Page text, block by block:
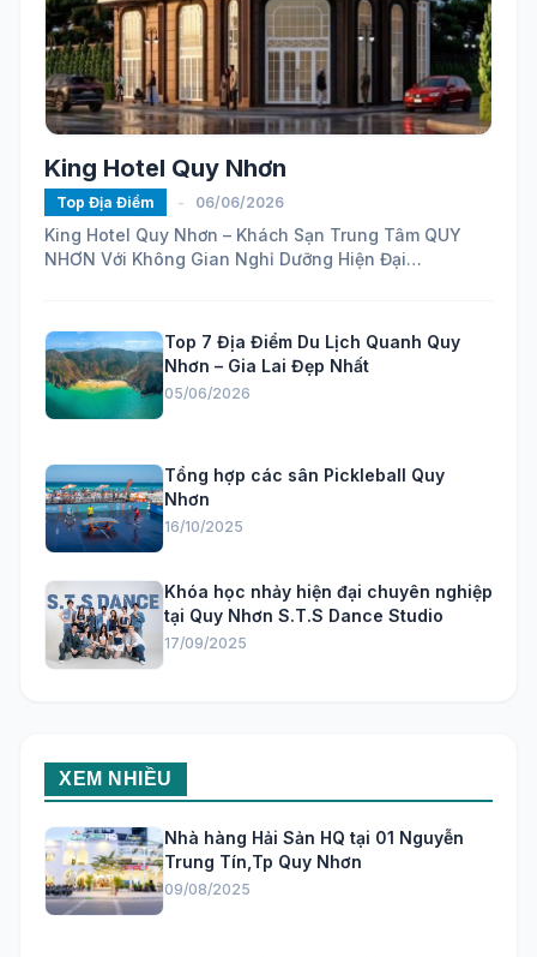
King Hotel Quy Nhơn
Top Địa Điểm - 06/06/2026
King Hotel Quy Nhơn – Khách Sạn Trung Tâm QUY
NHƠN Với Không Gian Nghỉ Dưỡng Hiện Đại
Top 7 Địa Điểm Du Lịch Quanh Quy
Nhơn – Gia Lai Đẹp Nhất
05/06/2026
Tổng hợp các sân Pickleball Quy
Nhơn
16/10/2025
Khóa học nhảy hiện đại chuyên nghiệp
tại Quy Nhơn S.T.S Dance Studio
17/09/2025
XEM NHIỀU
Nhà hàng Hải Sản HQ tại 01 Nguyễn
Trung Tín,Tp Quy Nhơn
09/08/2025